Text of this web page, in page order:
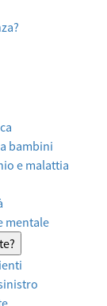
bambini
e malattia
mentale